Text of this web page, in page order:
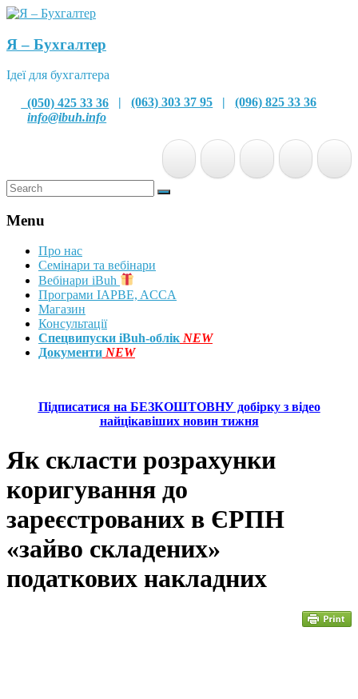
Я – Бухгалтер
Ідеї для бухгалтера
(050) 425 33 36 |(063) 303 37 95 |(096) 825 33 36
info@ibuh.info
Menu
Про нас
Семінари та вебінари
Вебінари iBuh
Програми IAPBE, ACCA
Магазин
Консультації
Спецвипуски iBuh-облік NEW
Документи NEW
Підписатися на БЕЗКОШТОВНУ добірку з відео
найцікавіших новин тижня
Як скласти розрахунки
коригування до
зареєстрованих в ЄРПН
«зайво складених»
податкових накладних